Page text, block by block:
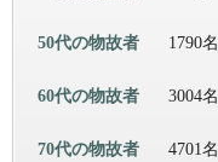
50代の物故者 1790名
60代の物故者 3004名
70代の物故者 4701名